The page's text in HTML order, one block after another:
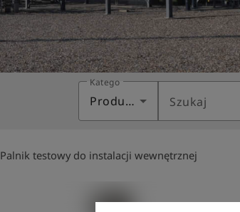
Kategoria
Produkty Szukaj
Palnik testowy do instalacji wewnętrznej